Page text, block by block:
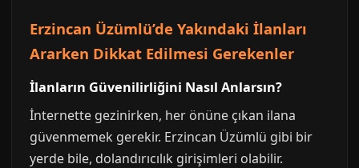
Erzincan Üzümlü’de Yakındaki İlanları
Ararken Dikkat Edilmesi Gerekenler
İlanların Güvenilirliğini Nasıl Anlarsın?
İnternette gezinirken, her önüne çıkan ilana
güvenmemek gerekir. Erzincan Üzümlü gibi bir
yerde bile, dolandırıcılık girişimleri olabilir.